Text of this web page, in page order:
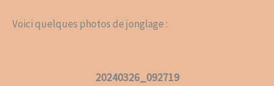
Voici quelques photos de jonglage :
20240326_092719